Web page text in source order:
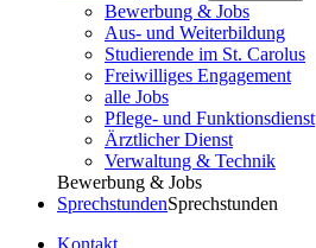
Bewerbung & Jobs
Aus- und Weiterbildung
Studierende im St. Carolus
Freiwilliges Engagement
alle Jobs
Pflege- und Funktionsdienst
Ärztlicher Dienst
Verwaltung & Technik
Bewerbung & Jobs
SprechstundenSprechstunden